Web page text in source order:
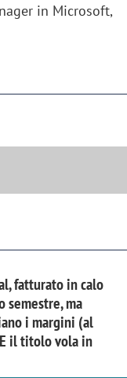
in Microsoft,
fatturato in calo
semestre, ma
i margini (al
il titolo vola in